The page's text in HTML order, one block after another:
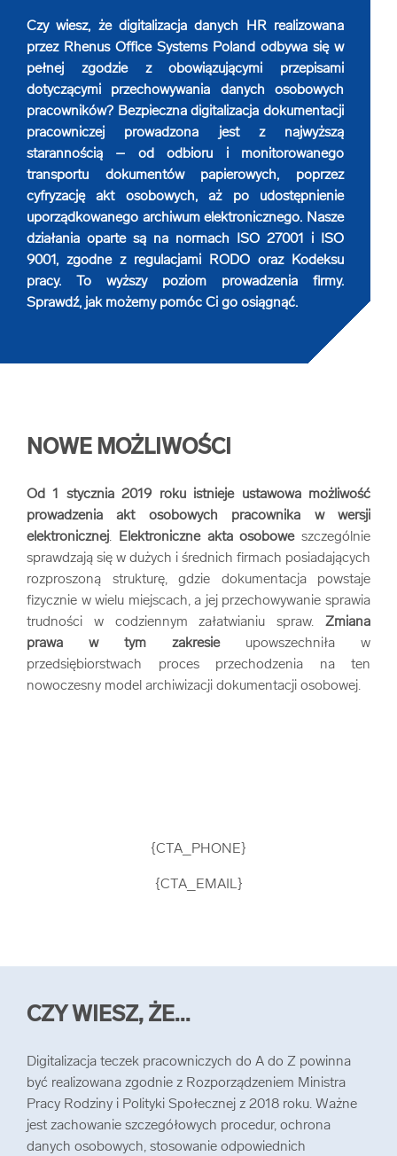
Niszczenie dysków
Niszczenie nośników cyfrowych
Mobilne niszczenie dokumentów
Bezpieczny transport archiwów
Transport teczek osobowych
Obsługa archiwum zakładowego
Robotic Process Automation
Czy wiesz, że digitalizacja danych HR realizowana
przez Rhenus Office Systems Poland odbywa się w
pełnej zgodzie z obowiązującymi przepisami
dotyczącymi przechowywania danych osobowych
pracowników? Bezpieczna digitalizacja dokumentacji
pracowniczej prowadzona jest z najwyższą
starannością – od odbioru i monitorowanego
transportu dokumentów papierowych, poprzez
cyfryzację akt osobowych, aż po udostępnienie
uporządkowanego archiwum elektronicznego. Nasze
działania oparte są na normach ISO 27001 i ISO
9001, zgodne z regulacjami RODO oraz Kodeksu
pracy. To wyższy poziom prowadzenia firmy.
Sprawdź, jak możemy pomóc Ci go osiągnąć.
NOWE MOŻLIWOŚCI
Od 1 stycznia 2019 roku istnieje ustawowa możliwość
prowadzenia akt osobowych pracownika w wersji
elektronicznej. Elektroniczne akta osoboweszczególnie
sprawdzają się w dużych i średnich firmach posiadających
rozproszoną strukturę, gdzie dokumentacja powstaje
fizycznie w wielu miejscach, a jej przechowywanie sprawia
trudności w codziennym załatwianiu spraw. Zmiana
prawa w tym zakresieupowszechniła w
przedsiębiorstwach proces przechodzenia na ten
nowoczesny model archiwizacji dokumentacji osobowej.
{CTA_PHONE}
{CTA_EMAIL}
CZY WIESZ, ŻE...
Digitalizacja teczek pracowniczych do A do Z powinna
być realizowana zgodnie z Rozporządzeniem Ministra
Pracy Rodziny i Polityki Społecznej z 2018 roku. Ważne
jest zachowanie szczegółowych procedur, ochrona
danych osobowych, stosowanie odpowiednich